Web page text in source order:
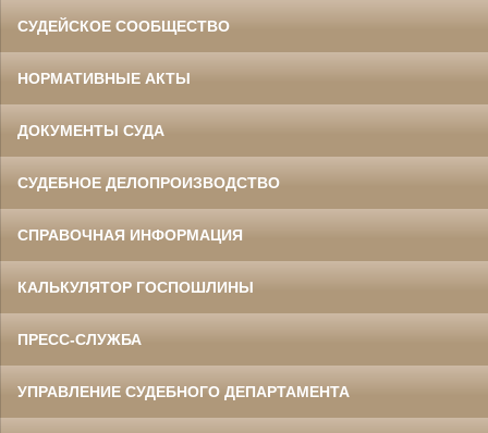
СУДЕЙСКОЕ СООБЩЕСТВО
НОРМАТИВНЫЕ АКТЫ
ДОКУМЕНТЫ СУДА
СУДЕБНОЕ ДЕЛОПРОИЗВОДСТВО
СПРАВОЧНАЯ ИНФОРМАЦИЯ
КАЛЬКУЛЯТОР ГОСПОШЛИНЫ
ПРЕСС-СЛУЖБА
УПРАВЛЕНИЕ СУДЕБНОГО ДЕПАРТАМЕНТА